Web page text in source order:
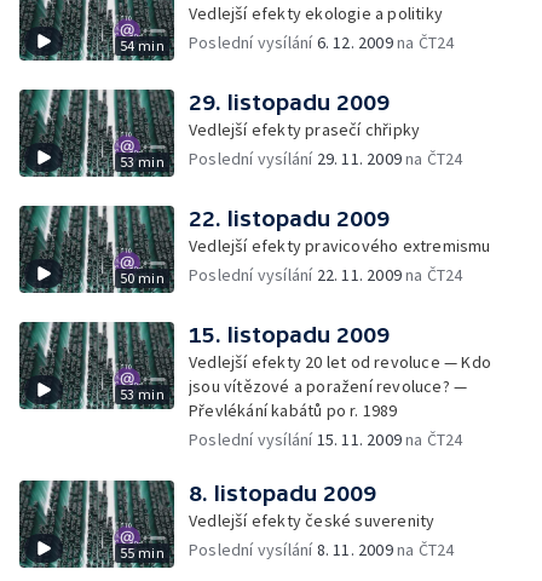
54 min
Vedlejší efekty ekologie a politiky
Poslední vysílání6. 12. 2009na ČT24
53 min
29. listopadu 2009
Vedlejší efekty prasečí chřipky
Poslední vysílání 29. 11. 2009na ČT24
50 min
22. listopadu 2009
Vedlejší efekty pravicového extremismu
Poslední vysílání 22. 11. 2009na ČT24
53 min
15. listopadu 2009
Vedlejší efekty 20 let od revoluce — Kdo
jsou vítězové a poražení revoluce? —
Převlékání kabátů po r. 1989
Poslední vysílání15. 11. 2009na ČT24
55 min
8. listopadu 2009
Vedlejší efekty české suverenity
Poslední vysílání8. 11. 2009na ČT24